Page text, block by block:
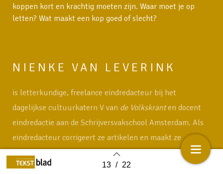
Back to index 13 / 22
koppen kort en krachtig moeten zijn. Waar moet je op
letten? Wat maakt een kop goed of slecht?
NIENKE VAN LEVERINK
is letterkundige, freelance eindredacteur bij het
dagelijkse cultuurkatern V van de Volkskranten docent
eindredactie aan de Schrijversvakschool Amsterdam. Als
eindredacteur corrigeert ze artikelen en maakt ze
passende ‘parateksten’ bij de ‘broodteksten’ van
journalisten en redacteuren, zoals (foto)bijschriften,